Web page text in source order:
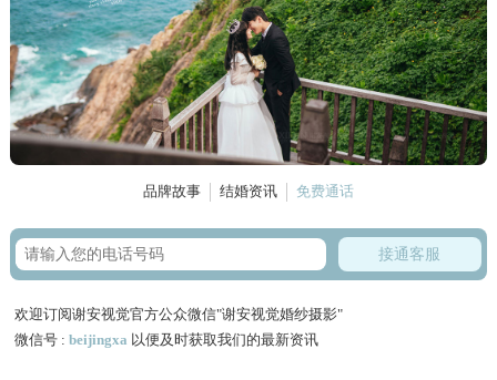
品牌故事 结婚资讯 免费通话
接通客服
欢迎订阅谢安视觉官方公众微信"谢安视觉婚纱摄影"
微信号 :beijingxa 以便及时获取我们的最新资讯